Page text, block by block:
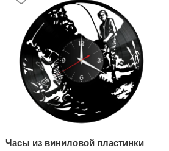
Часы из виниловой пластинки